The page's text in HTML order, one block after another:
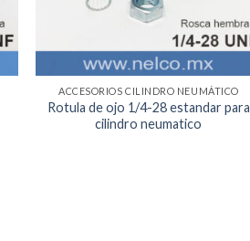
ACCESORIOS CILINDRO NEUMÁTICO
Rotula de ojo 1/4-28 estandar para
cilindro neumatico